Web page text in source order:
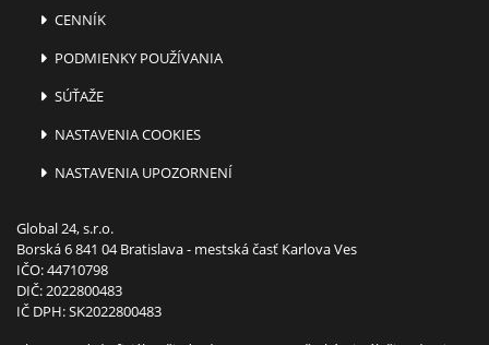
CENNÍK
PODMIENKY POUŽÍVANIA
SÚŤAŽE
NASTAVENIA COOKIES
NASTAVENIA UPOZORNENÍ
Global 24, s.r.o.
Borská 6 841 04 Bratislava - mestská časť Karlova Ves
IČO: 44710798
DIČ: 2022800483
IČ DPH: SK2022800483